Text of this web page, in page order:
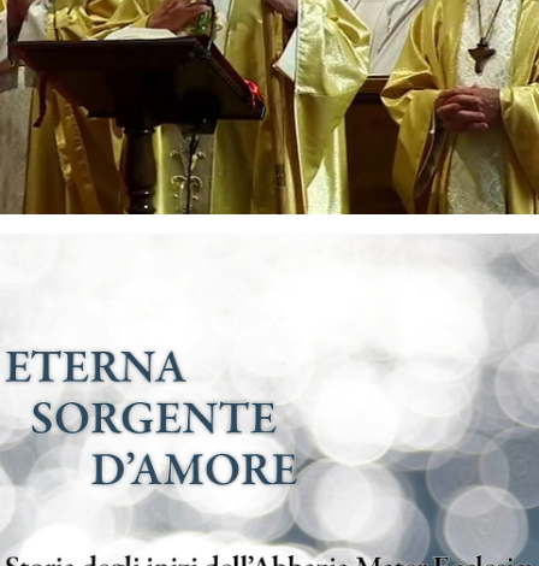
Chi si accosta con amore alle parole del Signore
capisce anche il suo silenzio,
perché il Signore va conosciuto nel suo silenzio.
Sant’Ignazio“